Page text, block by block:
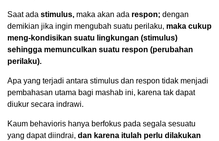
Saat ada stimulus, maka akan ada respon; dengan
demikian jika ingin mengubah suatu perilaku, maka cukup
meng-kondisikan suatu lingkungan (stimulus)
sehingga memunculkan suatu respon (perubahan
perilaku).
Apa yang terjadi antara stimulus dan respon tidak menjadi
pembahasan utama bagi mashab ini, karena tak dapat
diukur secara indrawi.
Kaum behavioris hanya berfokus pada segala sesuatu
yang dapat diindrai, dan karena itulah perlu dilakukan